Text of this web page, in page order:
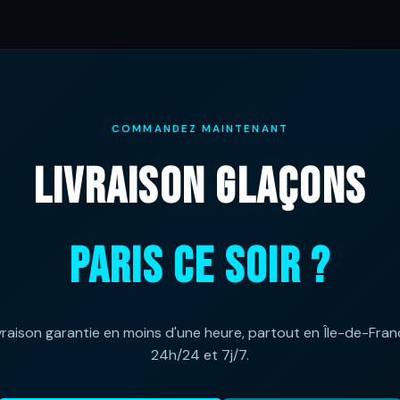
COMMANDEZ MAINTENANT
LIVRAISON GLAÇONS
PARIS CE SOIR ?
garantie en moins d'une heure, partout en Île-de-
24h/24 et 7j/7.